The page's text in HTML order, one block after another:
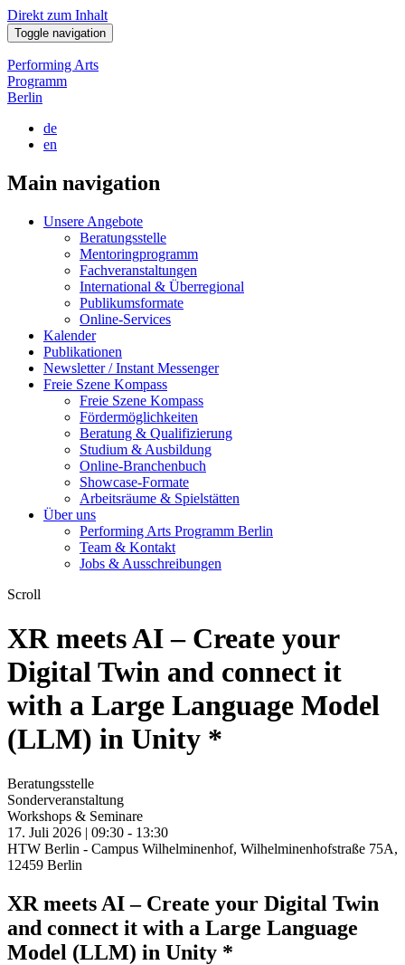
Direkt zum Inhalt
Toggle navigation
Performing Arts
Programm
Berlin
de
en
Main navigation
Unsere Angebote
Beratungsstelle
Mentoringprogramm
Fachveranstaltungen
International & Überregional
Publikumsformate
Online-Services
Kalender
Publikationen
Newsletter / Instant Messenger
Freie Szene Kompass
Freie Szene Kompass
Fördermöglichkeiten
Beratung & Qualifizierung
Studium & Ausbildung
Online-Branchenbuch
Showcase-Formate
Arbeitsräume & Spielstätten
Über uns
Performing Arts Programm Berlin
Team & Kontakt
Jobs & Ausschreibungen
Scroll
XR meets AI – Create your
Digital Twin and connect it
with a Large Language Model
(LLM) in Unity *
Beratungsstelle
Sonderveranstaltung
Workshops & Seminare
17. Juli 2026 | 09:30 - 13:30
HTW Berlin - Campus Wilhelminenhof, Wilhelminenhofstraße 75A,
12459 Berlin
XR meets AI – Create your Digital Twin
and connect it with a Large Language
Model (LLM) in Unity *